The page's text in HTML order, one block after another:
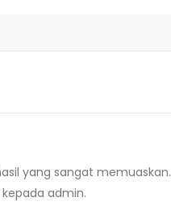
yang sangat memuaskan.
admin.